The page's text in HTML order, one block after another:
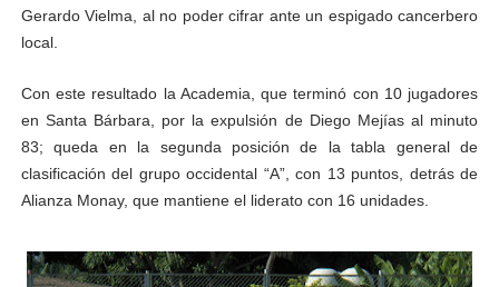
Gerardo Vielma, al no poder cifrar ante un espigado cancerbero
local.
Con este resultado la Academia, que terminó con 10 jugadores
en Santa Bárbara, por la expulsión de Diego Mejías al minuto
83; queda en la segunda posición de la tabla general de
clasificación del grupo occidental “A”, con 13 puntos, detrás de
Alianza Monay, que mantiene el liderato con 16 unidades.